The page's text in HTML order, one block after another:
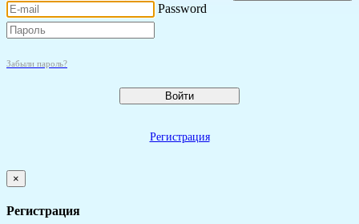
Password
Забыли пароль?
Войти
Регистрация
×
Регистрация